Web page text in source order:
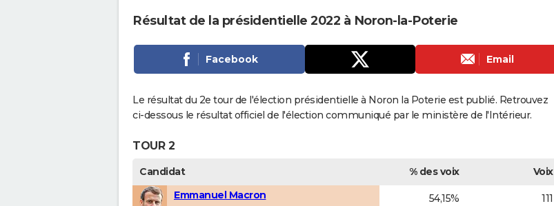
Résultat de la présidentielle 2022 à Noron-la-Poterie
Facebook Email
Le résultat du 2e tour de l'élection présidentielle à Noron la Poterie est publié. Retrouvez
ci-dessous le résultat officiel de l'élection communiqué par le ministère de l'Intérieur.
TOUR 2
Candidat % des voix
Voix
Emmanuel Macron
54,15% 111